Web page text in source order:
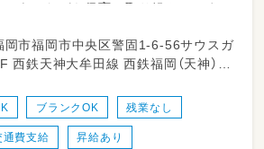
しあいながら保育に取り組んでいま
保育園警固」について
も健康で丈夫な子ども
素直に感謝と反省ができる子ども
豊かな子ども
岡市福岡市中央区警固1-6-56サウスガ
神）駅
ブランクOK 残業なし
通費支給 昇給あり